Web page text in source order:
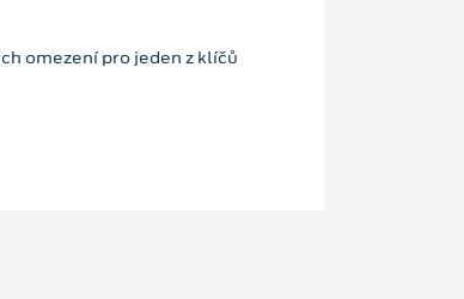
omezení pro jeden z klíčů